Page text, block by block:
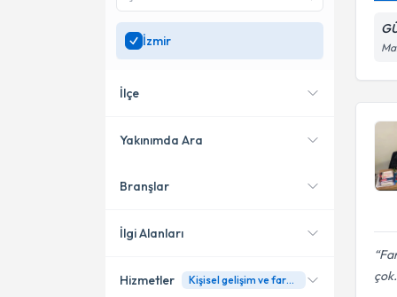
uzman ara
İzmir
İlçe
Bayraklı
Karşıyaka
Yakınımda Ara
Konumuma yakın uzmanları
Branşlar
Klinik Psikolog
İlgi Alanları
Hizmetler Kişisel gelişim ve farkındalık